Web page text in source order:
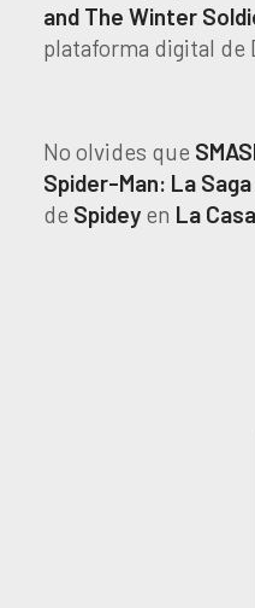
and The Winter
plataforma digital de
No olvides que
Spider-Man: La
de Spidey en La